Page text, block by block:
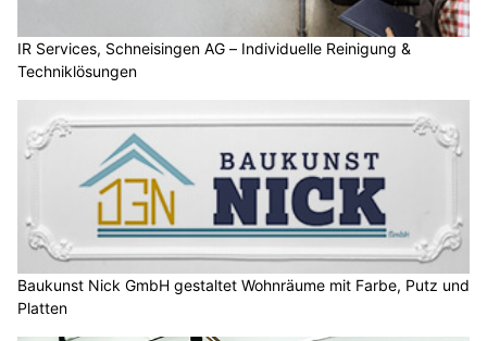
IR Services, Schneisingen AG – Individuelle Reinigung &
Techniklösungen
Baukunst Nick GmbH gestaltet Wohnräume mit Farbe, Putz und
Platten